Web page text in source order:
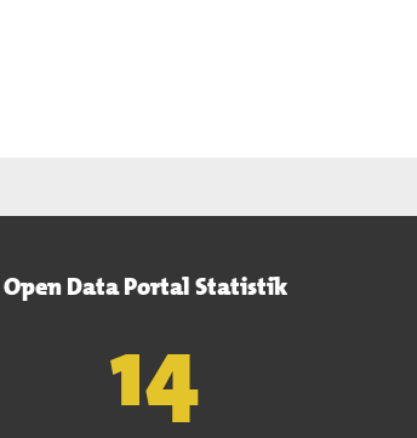
Open Data Portal Statistik
15